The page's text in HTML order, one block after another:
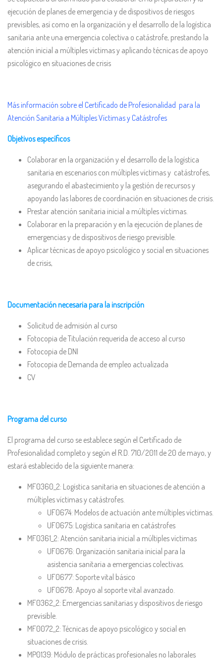
ejecución de planes de emergencia y de dispositivos de riesgos
previsibles, así como en la organización y el desarrollo de la logística
sanitaria ante una emergencia colectiva o catástrofe, prestando la
atención inicial a múltiples víctimas y aplicando técnicas de apoyo
psicológico en situaciones de crisis
Más información sobre el Certificado de Profesionalidad para la
Atención Sanitaria a Múltiples Víctimas y Catástrofes
Objetivos específicos
Colaborar en la organización y el desarrollo de la logística
sanitaria en escenarios con múltiples víctimas y catástrofes,
asegurando el abastecimiento y la gestión de recursos y
apoyando las labores de coordinación en situaciones de crisis.
Prestar atención sanitaria inicial a múltiples víctimas.
Colaborar en la preparación y en la ejecución de planes de
emergencias y de dispositivos de riesgo previsible.
Aplicar técnicas de apoyo psicológico y social en situaciones
de crisis,
Documentación necesaria para la inscripción
Solicitud de admisión al curso
Fotocopia de Titulación requerida de acceso al curso
Fotocopia de DNI
Fotocopia de Demanda de empleo actualizada
CV
Programa del curso
El programa del curso se establece según el Certificado de
Profesionalidad completo y según el R.D. 710/2011 de 20 de mayo, y
estará establecido de la siguiente manera:
MF0360_2: Logística sanitaria en situaciones de atención a
múltiples víctimas y catástrofes.
UF0674: Modelos de actuación ante múltiples víctimas.
UF0675: Logística sanitaria en catástrofes
MF0361_2: Atención sanitaria inicial a múltiples víctimas
UF0676: Organización sanitaria inicial para la
asistencia sanitaria a emergencias colectivas.
UF0677: Soporte vital básico
UF0678: Apoyo al soporte vital avanzado.
MF0362_2: Emergencias sanitarias y dispositivos de riesgo
previsible.
MF0072_2: Técnicas de apoyo psicológico y social en
situaciones de crisis.
MP0139: Módulo de prácticas profesionales no laborales